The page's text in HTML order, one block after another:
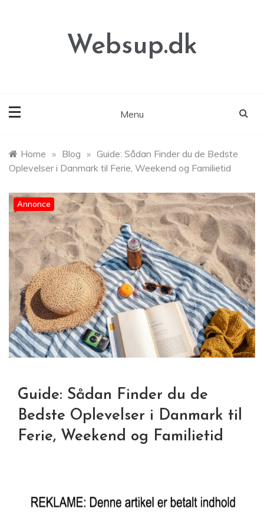
Websup.dk
Menu
Home » Blog » Guide: Sådan Finder du de Bedste
Oplevelser i Danmark til Ferie, Weekend og Familietid
Annonce
Guide: Sådan Finder du de
Bedste Oplevelser i Danmark til
Ferie, Weekend og Familietid